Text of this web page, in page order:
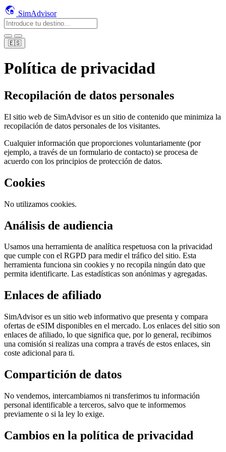
SimAdvisor
🇪🇸
Política de privacidad
Recopilación de datos personales
El sitio web de SimAdvisor es un sitio de contenido que minimiza la
recopilación de datos personales de los visitantes.
Cualquier información que proporciones voluntariamente (por
ejemplo, a través de un formulario de contacto) se procesa de
acuerdo con los principios de protección de datos.
Cookies
No utilizamos cookies.
Análisis de audiencia
Usamos una herramienta de analítica respetuosa con la privacidad
que cumple con el RGPD para medir el tráfico del sitio. Esta
herramienta funciona sin cookies y no recopila ningún dato que
permita identificarte. Las estadísticas son anónimas y agregadas.
Enlaces de afiliado
SimAdvisor es un sitio web informativo que presenta y compara
ofertas de eSIM disponibles en el mercado. Los enlaces del sitio son
enlaces de afiliado, lo que significa que, por lo general, recibimos
una comisión si realizas una compra a través de estos enlaces, sin
coste adicional para ti.
Compartición de datos
No vendemos, intercambiamos ni transferimos tu información
personal identificable a terceros, salvo que te informemos
previamente o si la ley lo exige.
Cambios en la política de privacidad